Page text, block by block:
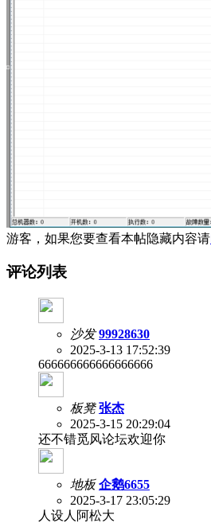
游客，如果您要查看本帖隐藏内容请
评论列表
沙发 99928630
2025-3-13 17:52:39
666666666666666666
板凳 张杰
2025-3-15 20:29:04
还不错觅风论坛欢迎你
地板 企鹅6655
2025-3-17 23:05:29
人设人阿松大